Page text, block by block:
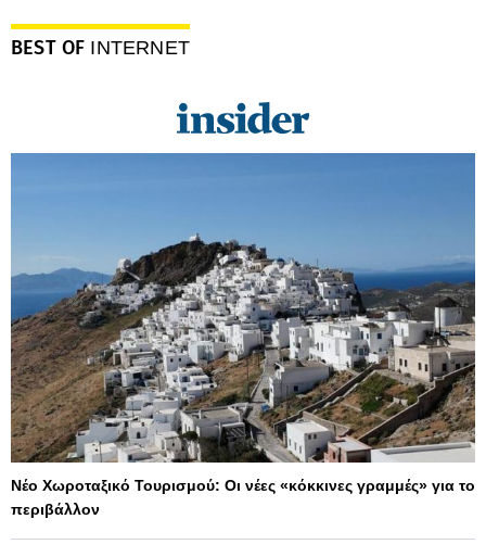
BEST OF INTERNET
Νέο Χωροταξικό Τουρισμού: Οι νέες «κόκκινες γραμμές» για το
περιβάλλον